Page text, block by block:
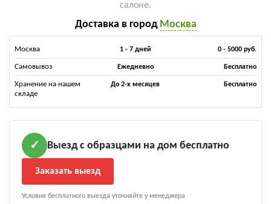
салоне.
Доставка в город Москва
Москва 1 - 7 дней 0 - 5000 руб.
Самовывоз Ежедневно Бесплатно
Хранение на нашем
складе
До 2-х месяцев Бесплатно
✓ Выезд с образцами на дом бесплатно
Заказать выезд
Условия бесплатного выезда уточняйте у менеджера